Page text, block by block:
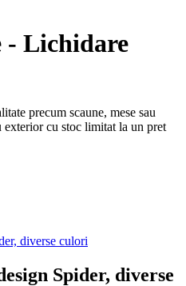
- Lichidare
precum scaune, mese sau
exterior cu stoc limitat la un pret
Spider, diverse